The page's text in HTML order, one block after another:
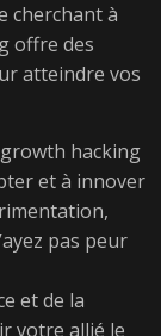
cherchant à
offre des
atteindre vos
growth hacking
et à innover
pas peur
et de la
votre allié le